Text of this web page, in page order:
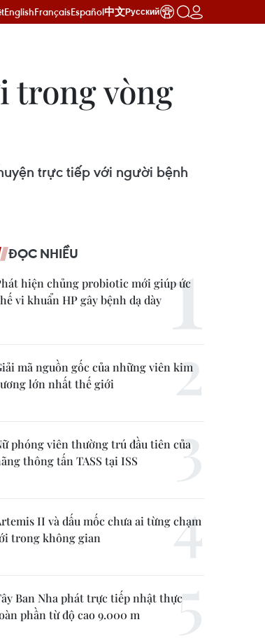
EnglishFrançaisEspañol中文Русский
trong vòng
trực tiếp với người bệnh
ĐỌC NHIỀU
hiện chủng probiotic mới giúp ức
vi khuẩn HP gây bệnh dạ dày
mã nguồn gốc của những viên kim
lớn nhất thế giới
phóng viên thường trú đầu tiên của
thông tấn TASS tại ISS
II và dấu mốc chưa ai từng chạm
trong không gian
Ban Nha phát trực tiếp nhật thực
phần từ độ cao 9.000 m